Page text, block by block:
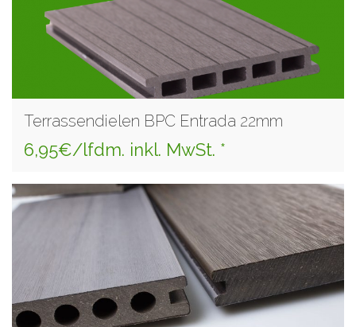
Terrassendielen BPC Entrada 22mm
6,95€/lfdm. inkl. MwSt. *